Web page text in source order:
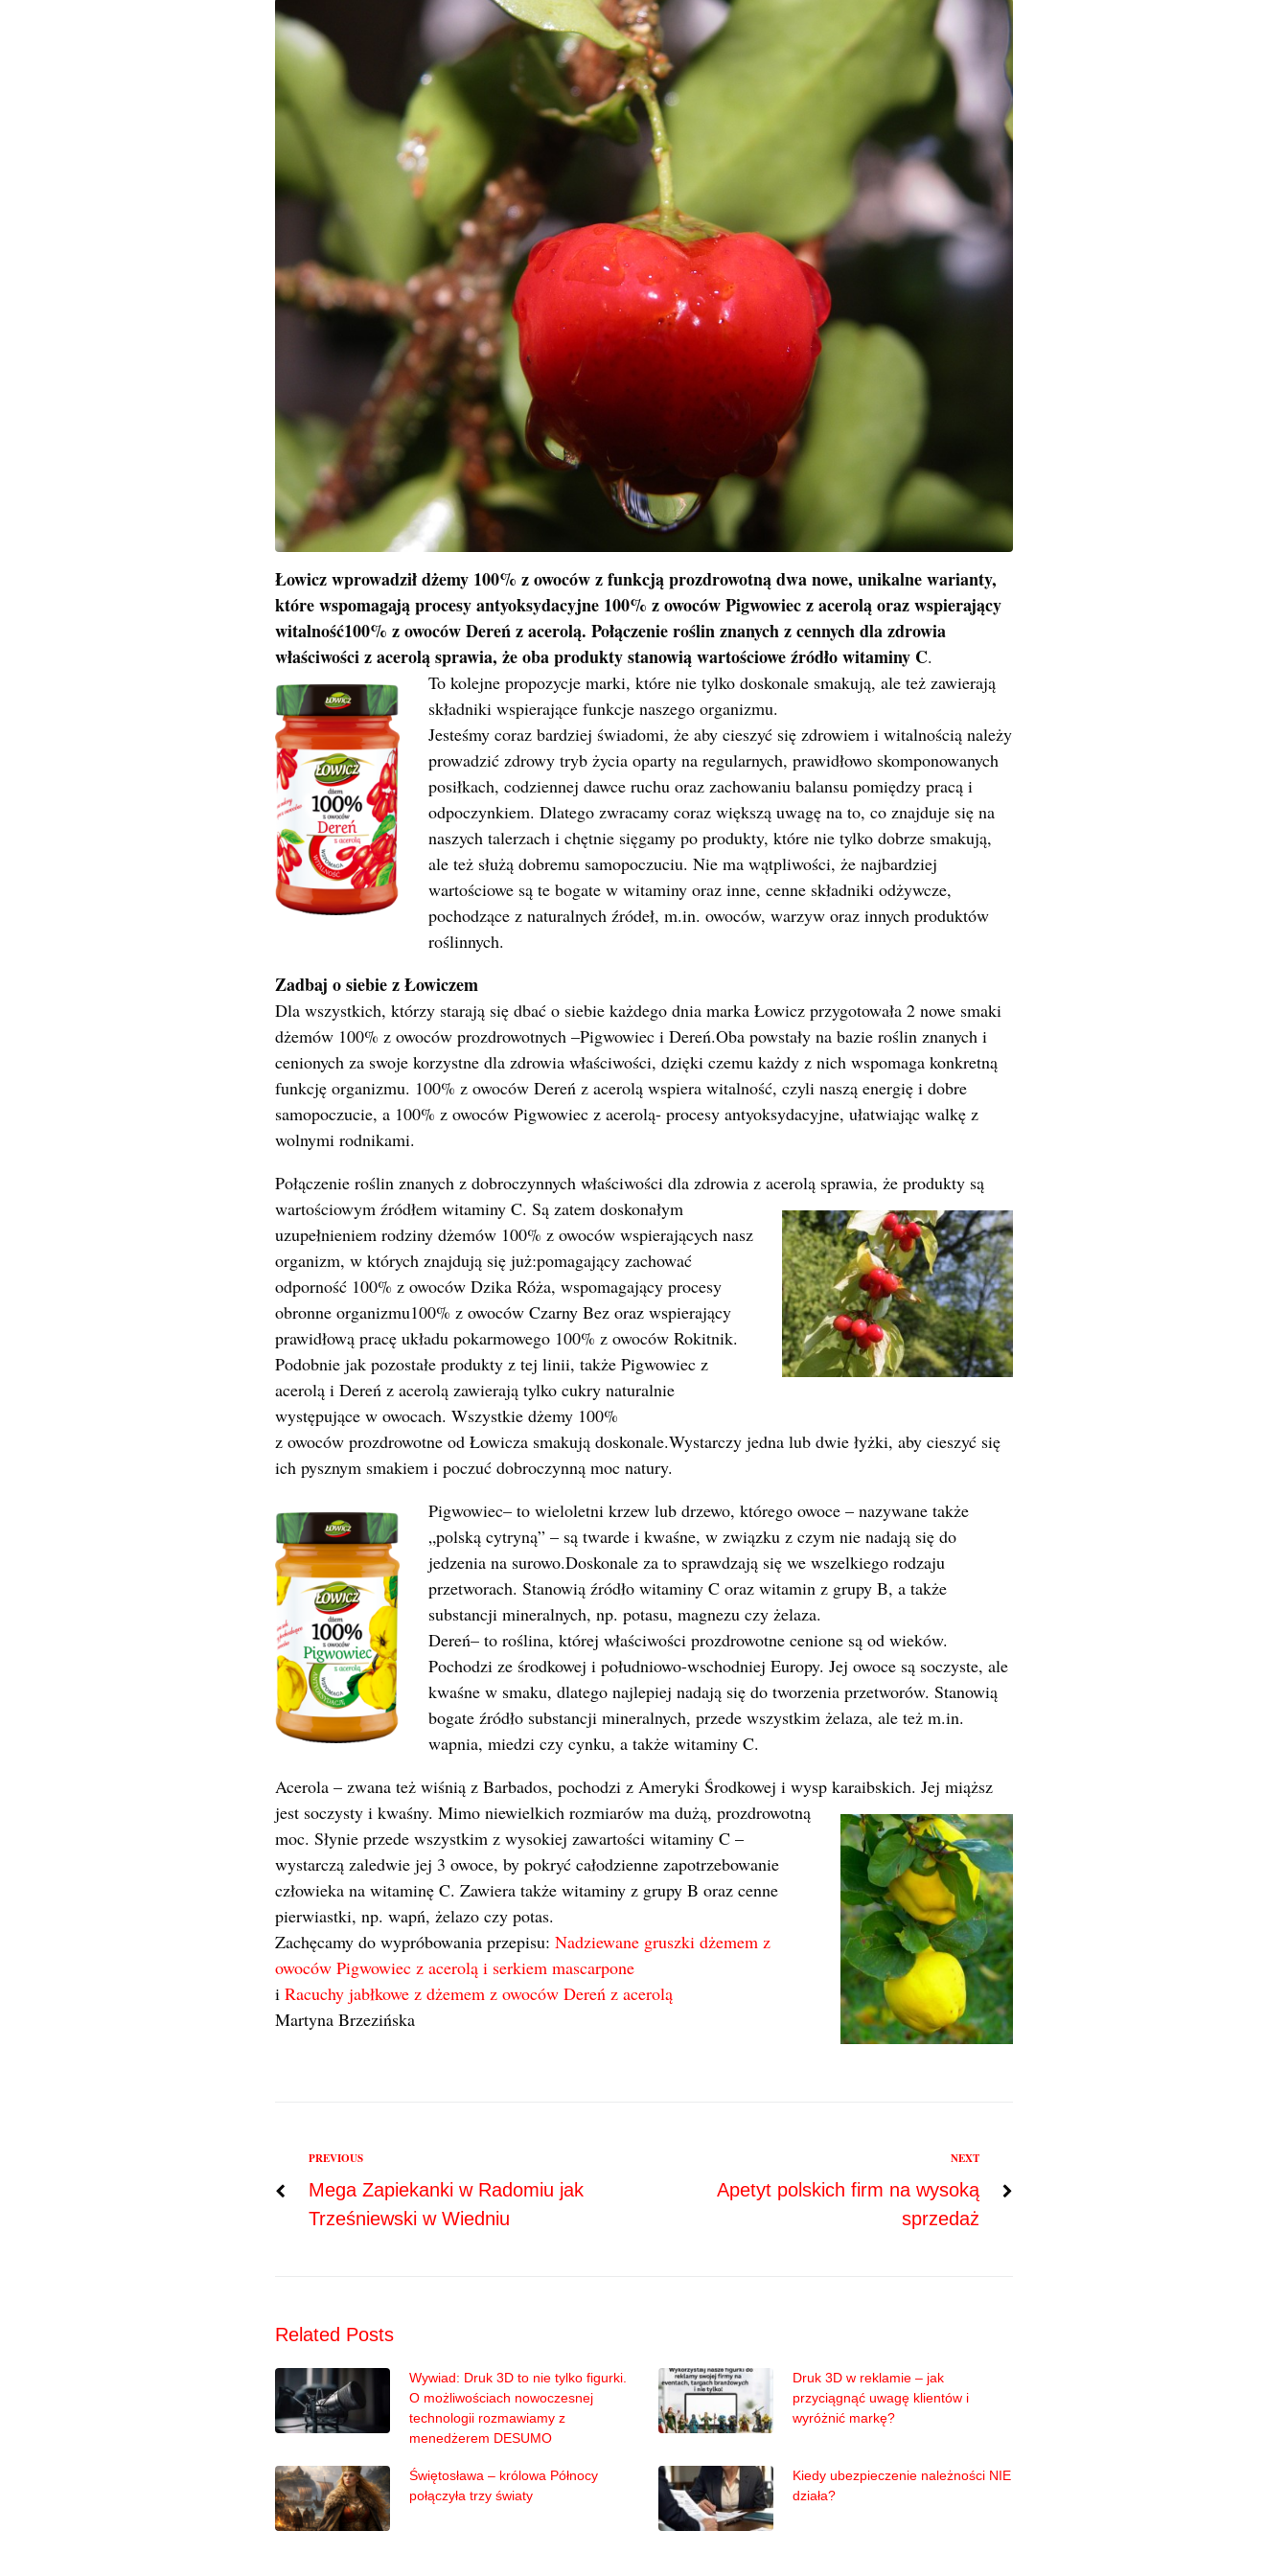
Łowicz wprowadził dżemy 100% z owoców z funkcją prozdrowotną dwa nowe, unikalne warianty,
które wspomagają procesy antyoksydacyjne 100% z owoców Pigwowiec z acerolą oraz wspierający
witalność100% z owoców Dereń z acerolą. Połączenie roślin znanych z cennych dla zdrowia
właściwości z acerolą sprawia, że oba produkty stanowią wartościowe źródło witaminy C.
To kolejne propozycje marki, które nie tylko doskonale smakują, ale też zawierają
składniki wspierające funkcje naszego organizmu.
Jesteśmy coraz bardziej świadomi, że aby cieszyć się zdrowiem i witalnością należy
prowadzić zdrowy tryb życia oparty na regularnych, prawidłowo skomponowanych
posiłkach, codziennej dawce ruchu oraz zachowaniu balansu pomiędzy pracą i
odpoczynkiem. Dlatego zwracamy coraz większą uwagę na to, co znajduje się na
naszych talerzach i chętnie sięgamy po produkty, które nie tylko dobrze smakują,
ale też służą dobremu samopoczuciu. Nie ma wątpliwości, że najbardziej
wartościowe są te bogate w witaminy oraz inne, cenne składniki odżywcze,
pochodzące z naturalnych źródeł, m.in. owoców, warzyw oraz innych produktów
roślinnych.
Zadbaj o siebie z Łowiczem
Dla wszystkich, którzy starają się dbać o siebie każdego dnia marka Łowicz przygotowała 2 nowe smaki
dżemów 100% z owoców prozdrowotnych –Pigwowiec i Dereń.Oba powstały na bazie roślin znanych i
cenionych za swoje korzystne dla zdrowia właściwości, dzięki czemu każdy z nich wspomaga konkretną
funkcję organizmu. 100% z owoców Dereń z acerolą wspiera witalność, czyli naszą energię i dobre
samopoczucie, a 100% z owoców Pigwowiec z acerolą- procesy antyoksydacyjne, ułatwiając walkę z
wolnymi rodnikami.
Połączenie roślin znanych z dobroczynnych właściwości dla zdrowia z acerolą sprawia, że produkty są
wartościowym źródłem witaminy C. Są zatem doskonałym
uzupełnieniem rodziny dżemów 100% z owoców wspierających nasz
organizm, w których znajdują się już:pomagający zachować
odporność 100% z owoców Dzika Róża, wspomagający procesy
obronne organizmu100% z owoców Czarny Bez oraz wspierający
prawidłową pracę układu pokarmowego 100% z owoców Rokitnik.
Podobnie jak pozostałe produkty z tej linii, także Pigwowiec z
acerolą i Dereń z acerolą zawierają tylko cukry naturalnie
występujące w owocach. Wszystkie dżemy 100%
z owoców prozdrowotne od Łowicza smakują doskonale.Wystarczy jedna lub dwie łyżki, aby cieszyć się
ich pysznym smakiem i poczuć dobroczynną moc natury.
Pigwowiec– to wieloletni krzew lub drzewo, którego owoce – nazywane także
„polską cytryną” – są twarde i kwaśne, w związku z czym nie nadają się do
jedzenia na surowo.Doskonale za to sprawdzają się we wszelkiego rodzaju
przetworach. Stanowią źródło witaminy C oraz witamin z grupy B, a także
substancji mineralnych, np. potasu, magnezu czy żelaza.
Dereń– to roślina, której właściwości prozdrowotne cenione są od wieków.
Pochodzi ze środkowej i południowo-wschodniej Europy. Jej owoce są soczyste, ale
kwaśne w smaku, dlatego najlepiej nadają się do tworzenia przetworów. Stanowią
bogate źródło substancji mineralnych, przede wszystkim żelaza, ale też m.in.
wapnia, miedzi czy cynku, a także witaminy C.
Acerola – zwana też wiśnią z Barbados, pochodzi z Ameryki Środkowej i wysp karaibskich. Jej miąższ
jest soczysty i kwaśny. Mimo niewielkich rozmiarów ma dużą, prozdrowotną
moc. Słynie przede wszystkim z wysokiej zawartości witaminy C –
wystarczą zaledwie jej 3 owoce, by pokryć całodzienne zapotrzebowanie
człowieka na witaminę C. Zawiera także witaminy z grupy B oraz cenne
pierwiastki, np. wapń, żelazo czy potas.
Zachęcamy do wypróbowania przepisu: Nadziewane gruszki dżemem z
owoców Pigwowiec z acerolą i serkiem mascarpone
i Racuchy jabłkowe z dżemem z owoców Dereń z acerolą
Martyna Brzezińska
Nawigacja
wpisu
Previous
PREVIOUS
Mega Zapiekanki w Radomiu jak
Trześniewski w Wiedniu
NEXT
Apetyt polskich firm na wysoką
sprzedaż
Related Posts
Wywiad: Druk 3D to nie tylko figurki.
O możliwościach nowoczesnej
technologii rozmawiamy z
menedżerem DESUMO
Druk 3D w reklamie – jak
przyciągnąć uwagę klientów i
wyróżnić markę?
Świętosława – królowa Północy
połączyła trzy światy
Kiedy ubezpieczenie należności NIE
działa?